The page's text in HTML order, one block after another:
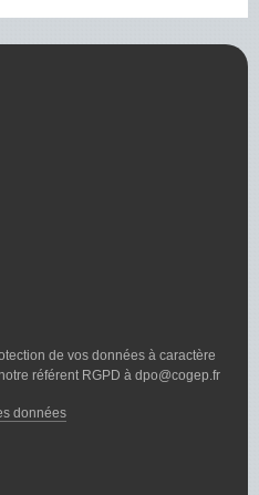
de vos données à caractère
référent RGPD à dpo@cogep.fr
données